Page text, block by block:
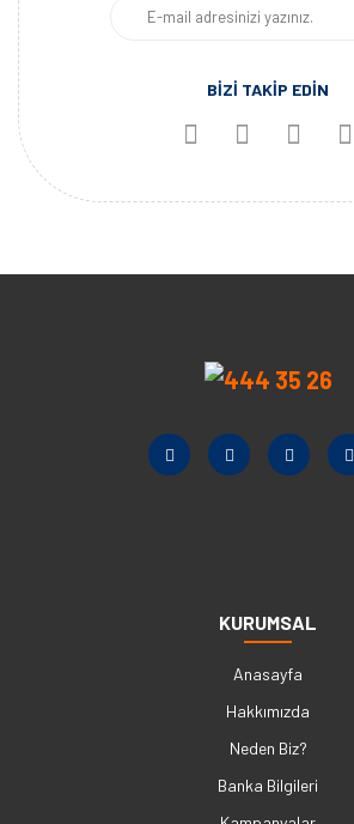
BİZİ TAKİP EDİN
KURUMSAL
Anasayfa
Hakkımızda
Neden Biz?
Banka Bilgileri